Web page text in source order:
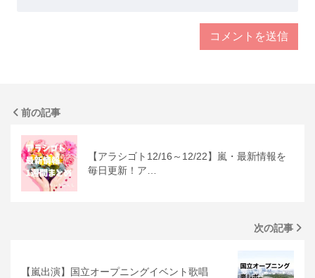
前の記事
【アラシゴト12/16～12/22】嵐・最新情報を
毎日更新！ア…
次の記事
【嵐出演】国立オープニングイベント歌唱